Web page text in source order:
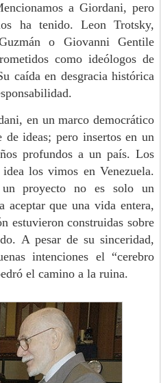
a Giordani, pero
ha tenido. Leon Trotsky,
o Giovanni Gentile
como ideólogos de
caída en desgracia histórica
en un marco democrático
de ideas; pero insertos en un
profundos a un país. Los
los vimos en Venezuela.
proyecto no es solo un
que una vida entera,
estuvieron construidas sobre
A pesar de su sinceridad,
intenciones el “cerebro
el camino a la ruina.